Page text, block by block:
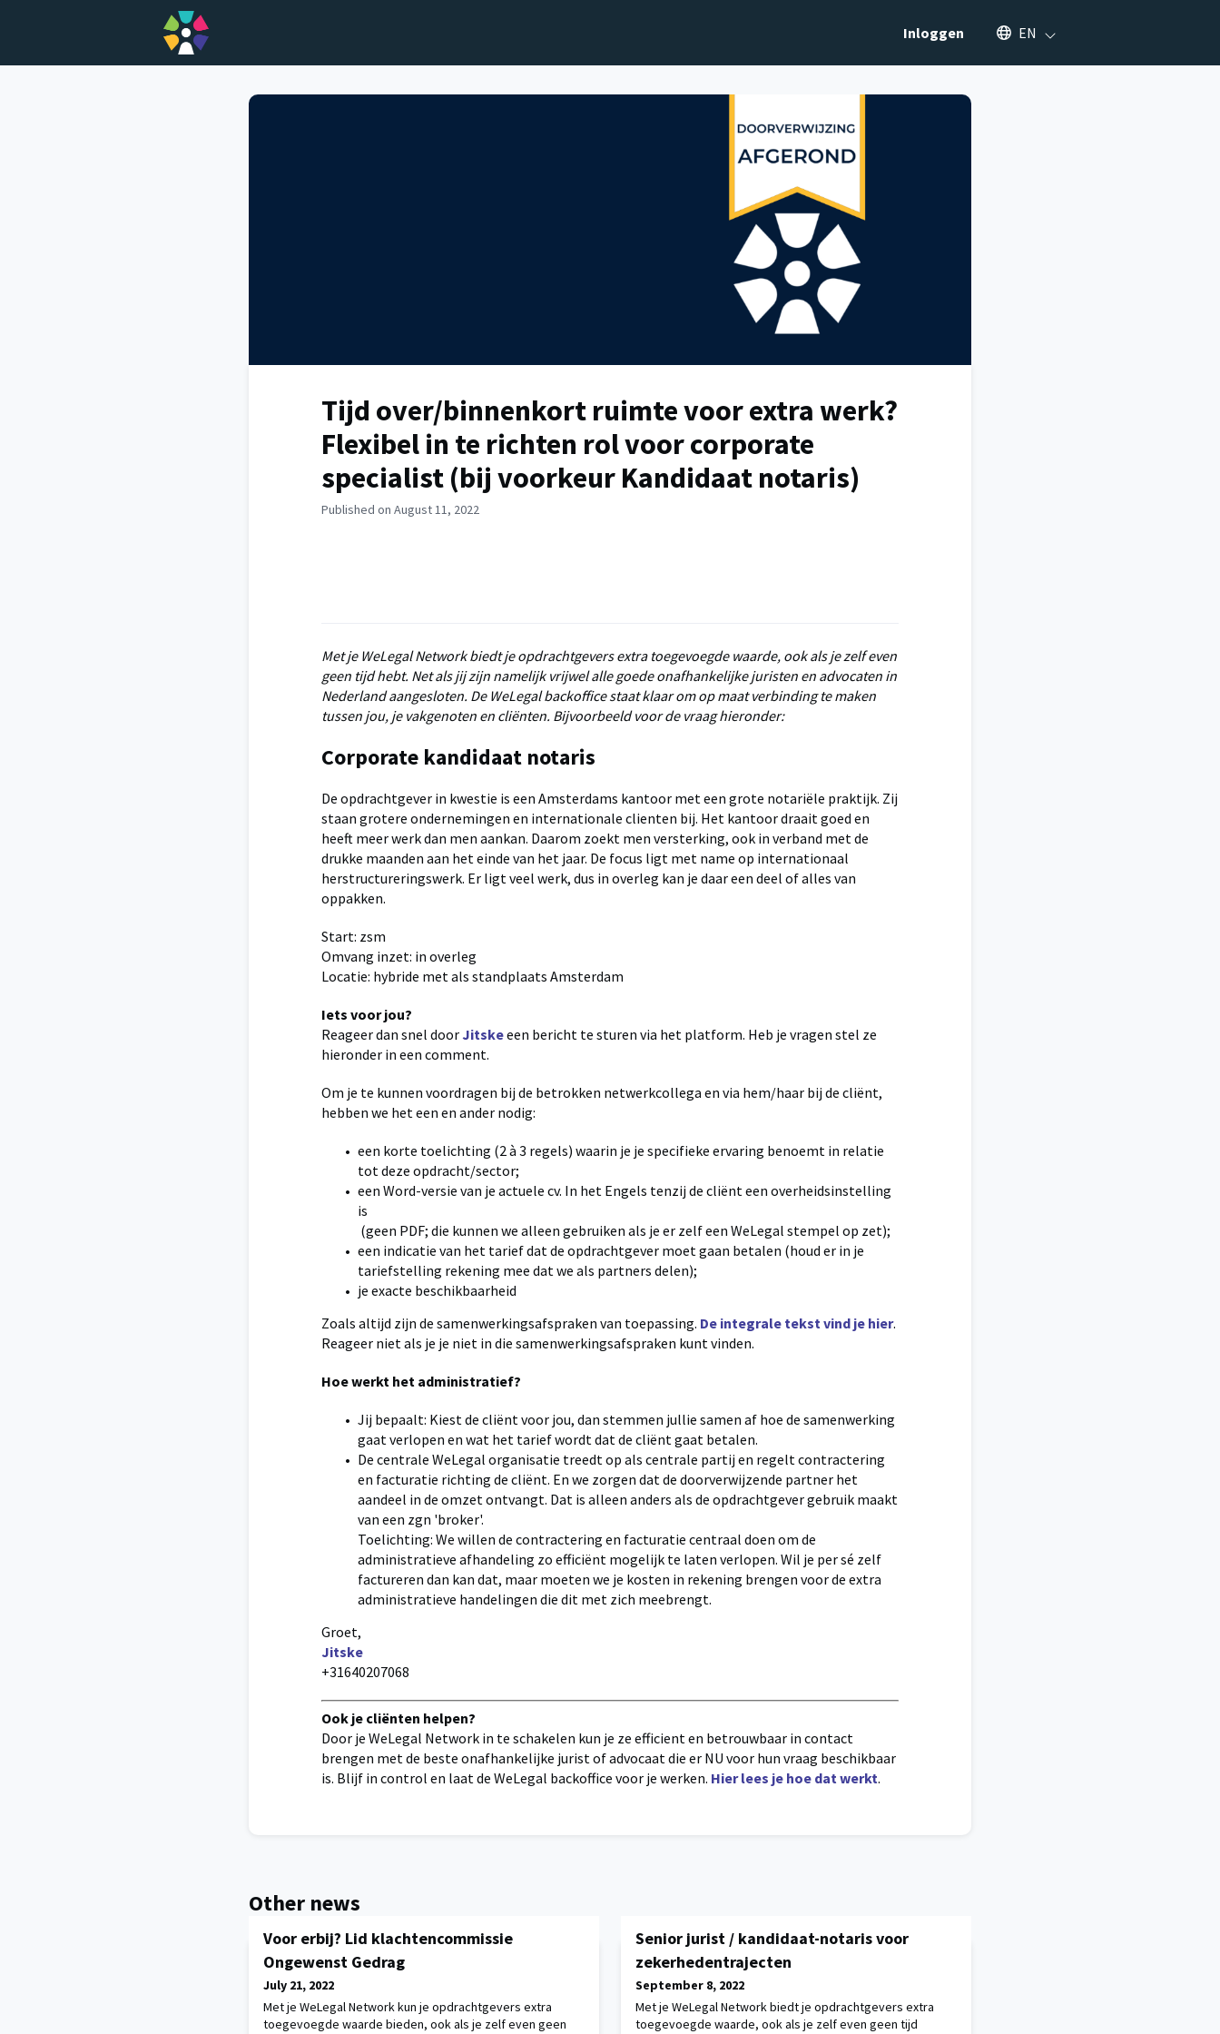
Inloggen Select an available language
EN
Tijd over/binnenkort ruimte voor extra werk?
Flexibel in te richten rol voor corporate
specialist (bij voorkeur Kandidaat notaris)
Published on August 11, 2022
Met je WeLegal Network biedt je opdrachtgevers extra toegevoegde waarde, ook als je zelf even
geen tijd hebt. Net als jij zijn namelijk vrijwel alle goede onafhankelijke juristen en advocaten in
Nederland aangesloten. De WeLegal backoffice staat klaar om op maat verbinding te maken
tussen jou, je vakgenoten en cliënten. Bijvoorbeeld voor de vraag hieronder:
Corporate kandidaat notaris
De opdrachtgever in kwestie is een Amsterdams kantoor met een grote notariële praktijk. Zij
staan grotere ondernemingen en internationale clienten bij. Het kantoor draait goed en
heeft meer werk dan men aankan. Daarom zoekt men versterking, ook in verband met de
drukke maanden aan het einde van het jaar. De focus ligt met name op internationaal
herstructureringswerk. Er ligt veel werk, dus in overleg kan je daar een deel of alles van
oppakken.
Start: zsm
Omvang inzet: in overleg
Locatie: hybride met als standplaats Amsterdam
Iets voor jou?
Reageer dan snel doorJitskeeen bericht te sturen via het platform. Heb je vragen stel ze
hieronder in een comment.
Om je te kunnen voordragen bij de betrokken netwerkcollega en via hem/haar bij de cliënt,
hebben we het een en ander nodig:
een korte toelichting (2 à 3 regels) waarin je je specifieke ervaring benoemt in relatie
tot deze opdracht/sector;
een Word-versie van je actuele cv. In het Engels tenzij de cliënt een overheidsinstelling
is
(geen PDF; die kunnen we alleen gebruiken als je er zelf een WeLegal stempel op zet);
een indicatie van het tarief dat de opdrachtgever moet gaan betalen (houd er in je
tariefstelling rekening mee dat we als partners delen);
je exacte beschikbaarheid
Zoals altijd zijn de samenwerkingsafspraken van toepassing. De integrale tekst vind je hier.
Reageer niet als je je niet in die samenwerkingsafspraken kunt vinden.
Hoe werkt het administratief?
Jij bepaalt: Kiest de cliënt voor jou, dan stemmen jullie samen af hoe de samenwerking
gaat verlopen en wat het tarief wordt dat de cliënt gaat betalen.
De centrale WeLegal organisatie treedt op als centrale partij en regelt contractering
en facturatie richting de cliënt. En we zorgen dat de doorverwijzende partner het
aandeel in de omzet ontvangt. Dat is alleen anders als de opdrachtgever gebruik maakt
van een zgn 'broker'.
Toelichting: We willen de contractering en facturatie centraal doen om de
administratieve afhandeling zo efficiënt mogelijk te laten verlopen. Wil je per sé zelf
factureren dan kan dat, maar moeten we je kosten in rekening brengen voor de extra
administratieve handelingen die dit met zich meebrengt.
Groet,
Jitske
+31640207068
Ook je cliënten helpen?
Door je WeLegal Network in te schakelen kun je ze efficient en betrouwbaar in contact
brengen met de beste onafhankelijke jurist of advocaat die er NU voor hun vraag beschikbaar
is. Blijf in control en laat de WeLegal backoffice voor je werken. Hier lees je hoe dat werkt.
Other news
Voor erbij? Lid klachtencommissie
Ongewenst Gedrag
July 21, 2022
Met je WeLegal Network kun je opdrachtgevers extra
toegevoegde waarde bieden, ook als je zelf even geen
Senior jurist / kandidaat-notaris voor
zekerhedentrajecten
September 8, 2022
Met je WeLegal Network biedt je opdrachtgevers extra
toegevoegde waarde, ook als je zelf even geen tijd